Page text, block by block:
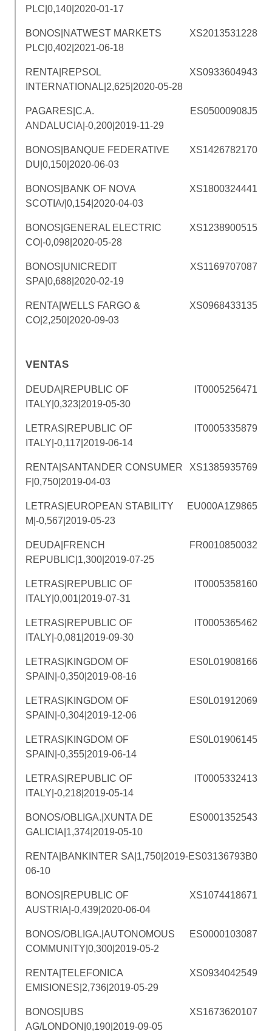
PLC|0,140|2020-01-17
BONOS|NATWEST MARKETS
PLC|0,402|2021-06-18
XS2013531228
RENTA|REPSOL
INTERNATIONAL|2,625|2020-05-28
XS0933604943
PAGARES|C.A.
ANDALUCIA|-0,200|2019-11-29
ES05000908J5
BONOS|BANQUE FEDERATIVE
DU|0,150|2020-06-03
XS1426782170
BONOS|BANK OF NOVA
SCOTIA/|0,154|2020-04-03
XS1800324441
BONOS|GENERAL ELECTRIC
CO|-0,098|2020-05-28
XS1238900515
BONOS|UNICREDIT
SPA|0,688|2020-02-19
XS1169707087
RENTA|WELLS FARGO &
CO|2,250|2020-09-03
XS0968433135
VENTAS
DEUDA|REPUBLIC OF
ITALY|0,323|2019-05-30
IT0005256471
LETRAS|REPUBLIC OF
ITALY|-0,117|2019-06-14
IT0005335879
RENTA|SANTANDER CONSUMER
F|0,750|2019-04-03
XS1385935769
LETRAS|EUROPEAN STABILITY
M|-0,567|2019-05-23
EU000A1Z9865
DEUDA|FRENCH
REPUBLIC|1,300|2019-07-25
FR0010850032
LETRAS|REPUBLIC OF
ITALY|0,001|2019-07-31
IT0005358160
LETRAS|REPUBLIC OF
ITALY|-0,081|2019-09-30
IT0005365462
LETRAS|KINGDOM OF
SPAIN|-0,350|2019-08-16
ES0L01908166
LETRAS|KINGDOM OF
SPAIN|-0,304|2019-12-06
ES0L01912069
LETRAS|KINGDOM OF
SPAIN|-0,355|2019-06-14
ES0L01906145
LETRAS|REPUBLIC OF
ITALY|-0,218|2019-05-14
IT0005332413
BONOS/OBLIGA.|XUNTA DE
GALICIA|1,374|2019-05-10
ES0001352543
RENTA|BANKINTER SA|1,750|2019-
06-10
ES03136793B0
BONOS|REPUBLIC OF
AUSTRIA|-0,439|2020-06-04
XS1074418671
BONOS/OBLIGA.|AUTONOMOUS
COMMUNITY|0,300|2019-05-2
ES0000103087
RENTA|TELEFONICA
EMISIONES|2,736|2019-05-29
XS0934042549
BONOS|UBS
AG/LONDON|0,190|2019-09-05
XS1673620107